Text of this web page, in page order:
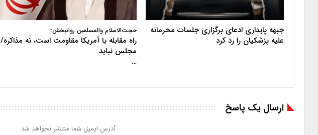
جبهه پایداری ادعای برگزاری جلسات محرمانه
علیه پزشکیان را رد کرد
حجت‌الاسلام والمسلمین روانبخش:
راه مقابله با آمریکا مقاومت است، نه مذاکره/
مجلس نباید
…
ارسال یک پاسخ
آدرس ایمیل شما منتشر نخواهد شد.